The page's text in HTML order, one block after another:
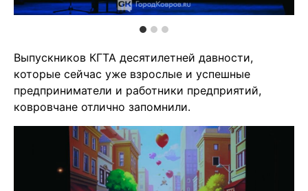
Выпускников КГТА десятилетней давности,
которые сейчас уже взрослые и успешные
предприниматели и работники предприятий,
ковровчане отлично запомнили.